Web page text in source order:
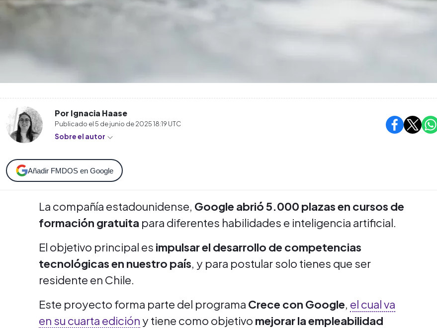
Por Ignacia Haase
Publicado el5 de junio de 2025 18:19 UTC
Sobre el autor
Añadir FMDOS en Google
La compañía estadounidense, Google abrió 5.000 plazas en cursos de
formación gratuita para diferentes habilidades e inteligencia artificial.
El objetivo principal es impulsar el desarrollo de competencias
tecnológicas en nuestro país, y para postular solo tienes que ser
residente en Chile.
Este proyecto forma parte del programa Crece con Google, el cual va
en su cuarta edición y tiene como objetivo mejorar la empleabilidad